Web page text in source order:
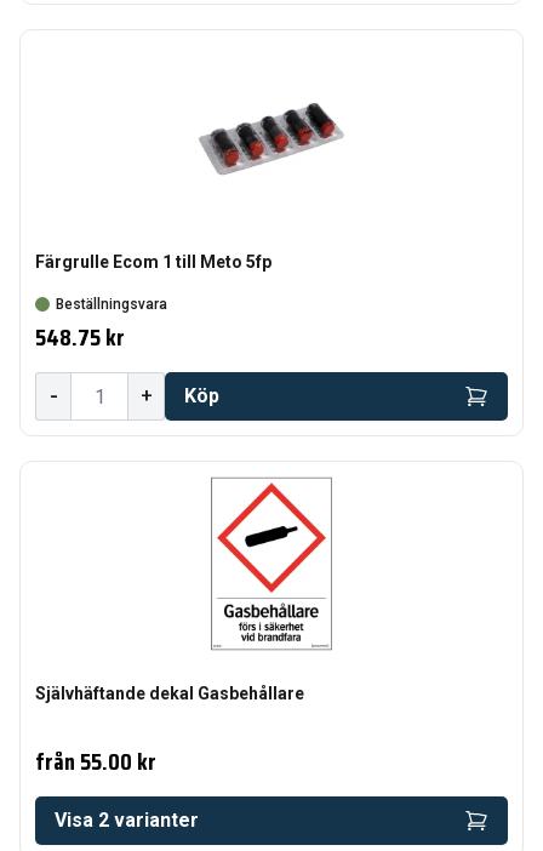
Färgrulle Ecom 1 till Meto 5fp
Beställningsvara
548.75 kr
- + Köp
Självhäftande dekal Gasbehållare
från55.00 kr
Visa 2 varianter